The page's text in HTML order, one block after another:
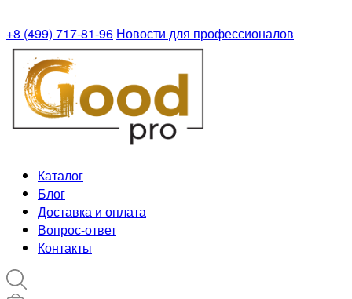
+8 (499) 717-81-96 Новости для профессионалов
Каталог
Блог
Доставка и оплата
Вопрос-ответ
Контакты